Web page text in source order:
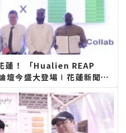
蓮！ 「Hualien REAP
壇今盛大登場∣花蓮新聞網
快速的今日新聞報導 最新的